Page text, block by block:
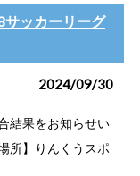
サッカーリーグ
2024/09/30
結果をお知らせい
所】りんくうスポ